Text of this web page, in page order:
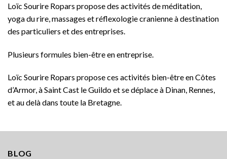
Loïc Sourire Ropars propose des activités de méditation,
yoga du rire, massages et réflexologie cranienne à destination
des particuliers et des entreprises.
Plusieurs formules bien-être en entreprise.
Loïc Sourire Ropars propose ces activités bien-être en Côtes
d’Armor, à Saint Cast le Guildo et se déplace à Dinan, Rennes,
et au delà dans toute la Bretagne.
BLOG